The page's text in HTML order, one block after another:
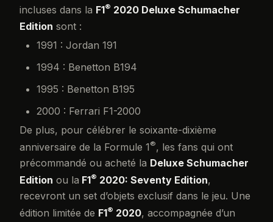
incluses dans la F1® 2020 Deluxe Schumacher
Edition sont :
1991 : Jordan 191
1994 : Benetton B194
1995 : Benetton B195
2000 : Ferrari F1-2000
De plus, pour célébrer le soixante-dixième
anniversaire de la Formule 1®, les fans qui ont
précommandé ou acheté la Deluxe Schumacher
Edition ou la F1® 2020: Seventy Edition,
recevront un set d’objets exclusif dans le jeu. Une
édition limitée de F1® 2020, accompagnée d’un